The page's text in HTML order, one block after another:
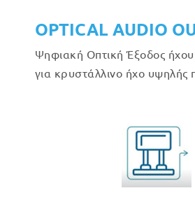
OPTICAL AUDIO
Ψηφιακή Οπτική Έξοδος
για κρυστάλλινο ήχο υψηλής